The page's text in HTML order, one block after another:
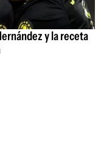
y la receta